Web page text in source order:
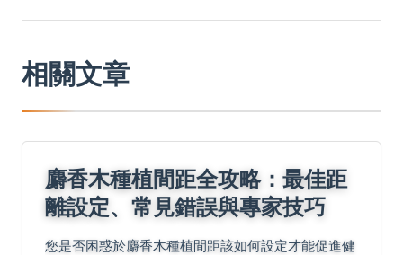
相關文章
麝香木種植間距全攻略：最佳距
離設定、常見錯誤與專家技巧
您是否困惑於麝香木種植間距該如何設定才能促進健